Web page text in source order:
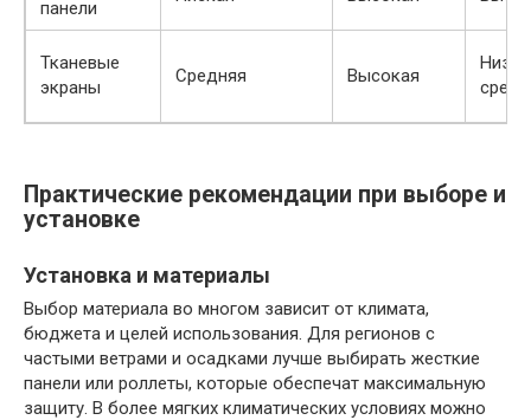
панели
Тканевые
экраны
Средняя Высокая
Практические рекомендации при выборе и
установке
Установка и материалы
Выбор материала во многом зависит от климата,
бюджета и целей использования. Для регионов с
частыми ветрами и осадками лучше выбирать жесткие
панели или роллеты, которые обеспечат максимальную
защиту. В более мягких климатических условиях можно